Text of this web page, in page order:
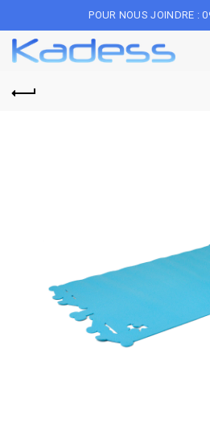
POUR NOUS JOINDRE :